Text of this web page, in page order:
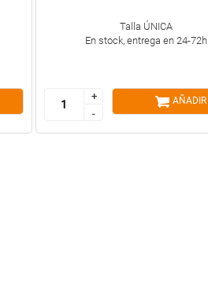
Talla ÚNICA
En stock, entrega en 24-72h
+
-
+
-
AÑADIR